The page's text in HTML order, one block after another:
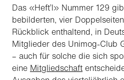
Das «Heft’l» Nummer 129
bebilderten, vier
Rückblick enthaltend, in
Mitglieder des Unimog-Club
– auch für solche die sich
eine Mitgliedschaft